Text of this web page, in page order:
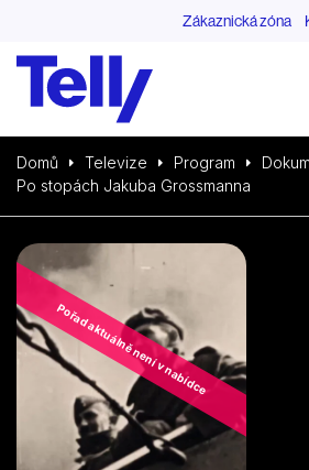
Zákaznická zóna
Domů Televize Program
Po stopách Jakuba Grossmanna
Pořad aktuálně není v nabídce